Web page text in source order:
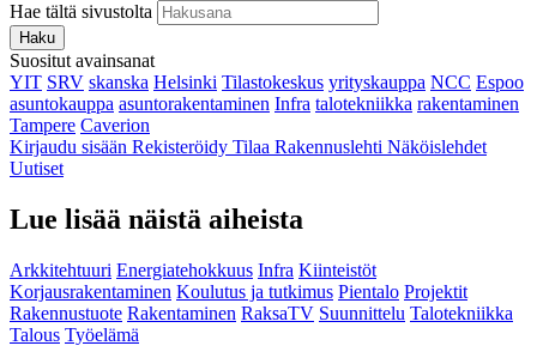
Hae tältä sivustolta
Haku
Suositut avainsanat
YIT SRV skanska Helsinki Tilastokeskus yrityskauppa NCC Espoo
asuntokauppa asuntorakentaminen Infra talotekniikka rakentaminen
Tampere Caverion
Kirjaudu sisään Rekisteröidy Tilaa Rakennuslehti Näköislehdet
Uutiset
Lue lisää näistä aiheista
Arkkitehtuuri Energiatehokkuus Infra Kiinteistöt
Korjausrakentaminen Koulutus ja tutkimus Pientalo Projektit
Rakennustuote Rakentaminen RaksaTV Suunnittelu Talotekniikka
Talous Työelämä